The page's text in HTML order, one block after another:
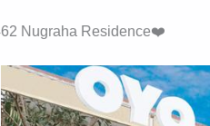
Nugraha Residence❤️